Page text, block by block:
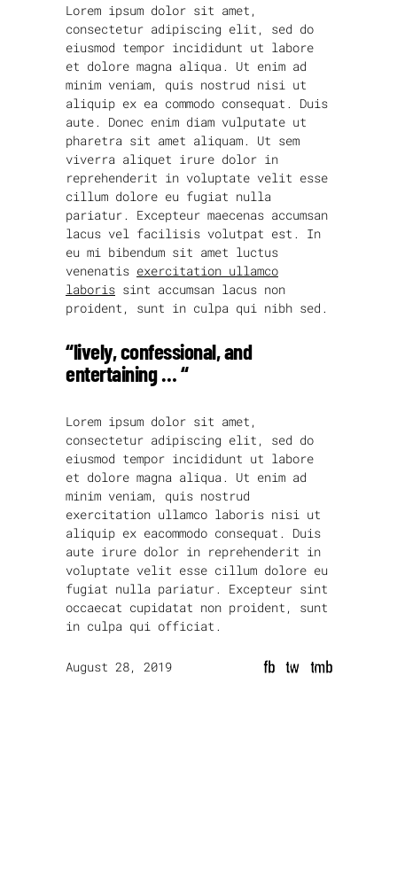
Lorem ipsum dolor sit amet,
consectetur adipiscing elit, sed do
eiusmod tempor incididunt ut labore
et dolore magna aliqua. Ut enim ad
minim veniam, quis nostrud nisi ut
aliquip ex ea commodo consequat. Duis
aute. Donec enim diam vulputate ut
pharetra sit amet aliquam. Ut sem
viverra aliquet irure dolor in
reprehenderit in voluptate velit esse
cillum dolore eu fugiat nulla
pariatur. Excepteur maecenas accumsan
lacus vel facilisis volutpat est. In
eu mi bibendum sit amet luctus
venenatis exercitation ullamco
laboris sint accumsan lacus non
proident, sunt in culpa qui nibh sed.
“lively, confessional, and
entertaining … “
Lorem ipsum dolor sit amet,
consectetur adipiscing elit, sed do
eiusmod tempor incididunt ut labore
et dolore magna aliqua. Ut enim ad
minim veniam, quis nostrud
exercitation ullamco laboris nisi ut
aliquip ex eacommodo consequat. Duis
aute irure dolor in reprehenderit in
voluptate velit esse cillum dolore eu
fugiat nulla pariatur. Excepteur sint
occaecat cupidatat non proident, sunt
in culpa qui officiat.
August 28, 2019 fb tw tmb